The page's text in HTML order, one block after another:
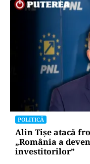
POLITICĂ
Alin Tișe atacă
„România a
investitorilor”